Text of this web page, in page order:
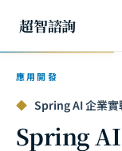
超智諮詢
應用開發
◆ Spring AI 企業
Spring AI